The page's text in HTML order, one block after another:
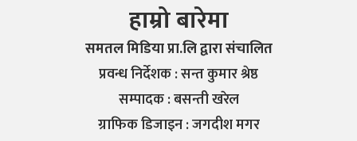
हाम्रो बारेमा
समतल मिडिया प्रा.लि द्वारा संचालित
प्रवन्ध निर्देशक : सन्त कुमार श्रेष्ठ
सम्पादक : बसन्ती खरेल
ग्राफिक डिजाइन : जगदीश मगर